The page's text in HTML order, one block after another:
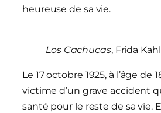
heureuse de sa vie.
Los Cachucas, Frida
Le 17 octobre 1925, à l’âge de
victime d’un grave accident
santé pour le reste de sa vie.